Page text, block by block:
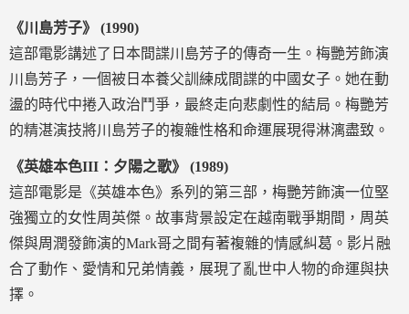
《川島芳子》 (1990)
這部電影講述了日本間諜川島芳子的傳奇一生。梅艷芳飾演
川島芳子，一個被日本養父訓練成間諜的中國女子。她在動
盪的時代中捲入政治鬥爭，最終走向悲劇性的結局。梅艷芳
的精湛演技將川島芳子的複雜性格和命運展現得淋漓盡致。
《英雄本色III：夕陽之歌》 (1989)
這部電影是《英雄本色》系列的第三部，梅艷芳飾演一位堅
強獨立的女性周英傑。故事背景設定在越南戰爭期間，周英
傑與周潤發飾演的Mark哥之間有著複雜的情感糾葛。影片融
合了動作、愛情和兄弟情義，展現了亂世中人物的命運與抉
擇。